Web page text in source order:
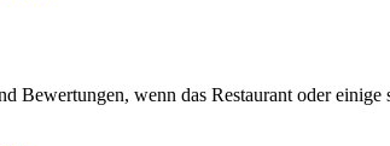
Bewertungen, wenn das Restaurant oder